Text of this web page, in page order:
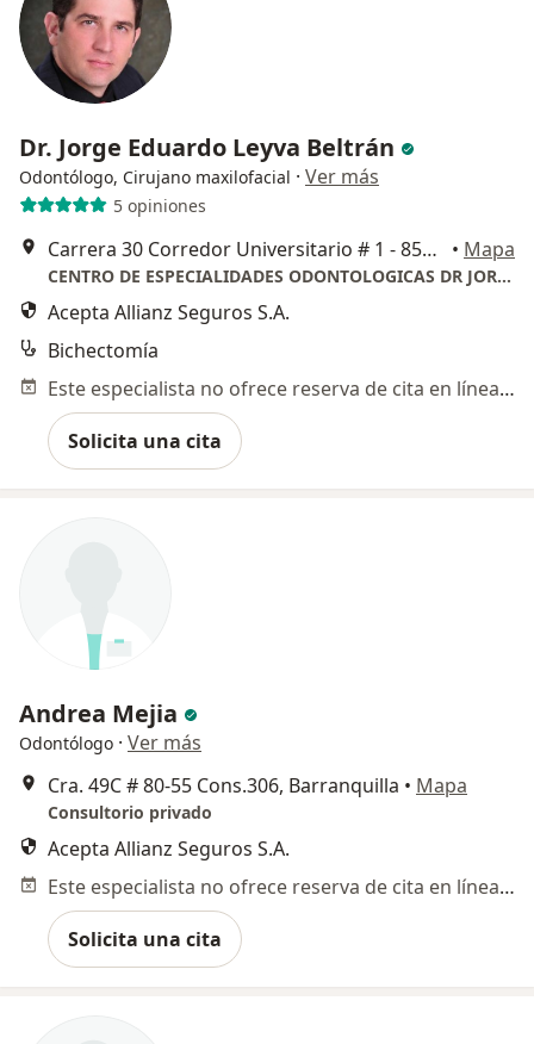
Dr. Jorge Eduardo Leyva Beltrán
Odontólogo, Cirujano maxilofacial · Ver más
5 opiniones
Carrera 30 Corredor Universitario # 1 - 850, Barranquilla • Mapa
CENTRO DE ESPECIALIDADES ODONTOLOGICAS DR JORGE LEYVA
Acepta Allianz Seguros S.A.
Bichectomía
Este especialista no ofrece reserva de cita en línea en esta dirección.
Solicita una cita
Andrea Mejia
Odontólogo · Ver más
Cra. 49C # 80-55 Cons.306, Barranquilla • Mapa
Consultorio privado
Acepta Allianz Seguros S.A.
Este especialista no ofrece reserva de cita en línea en esta dirección.
Solicita una cita